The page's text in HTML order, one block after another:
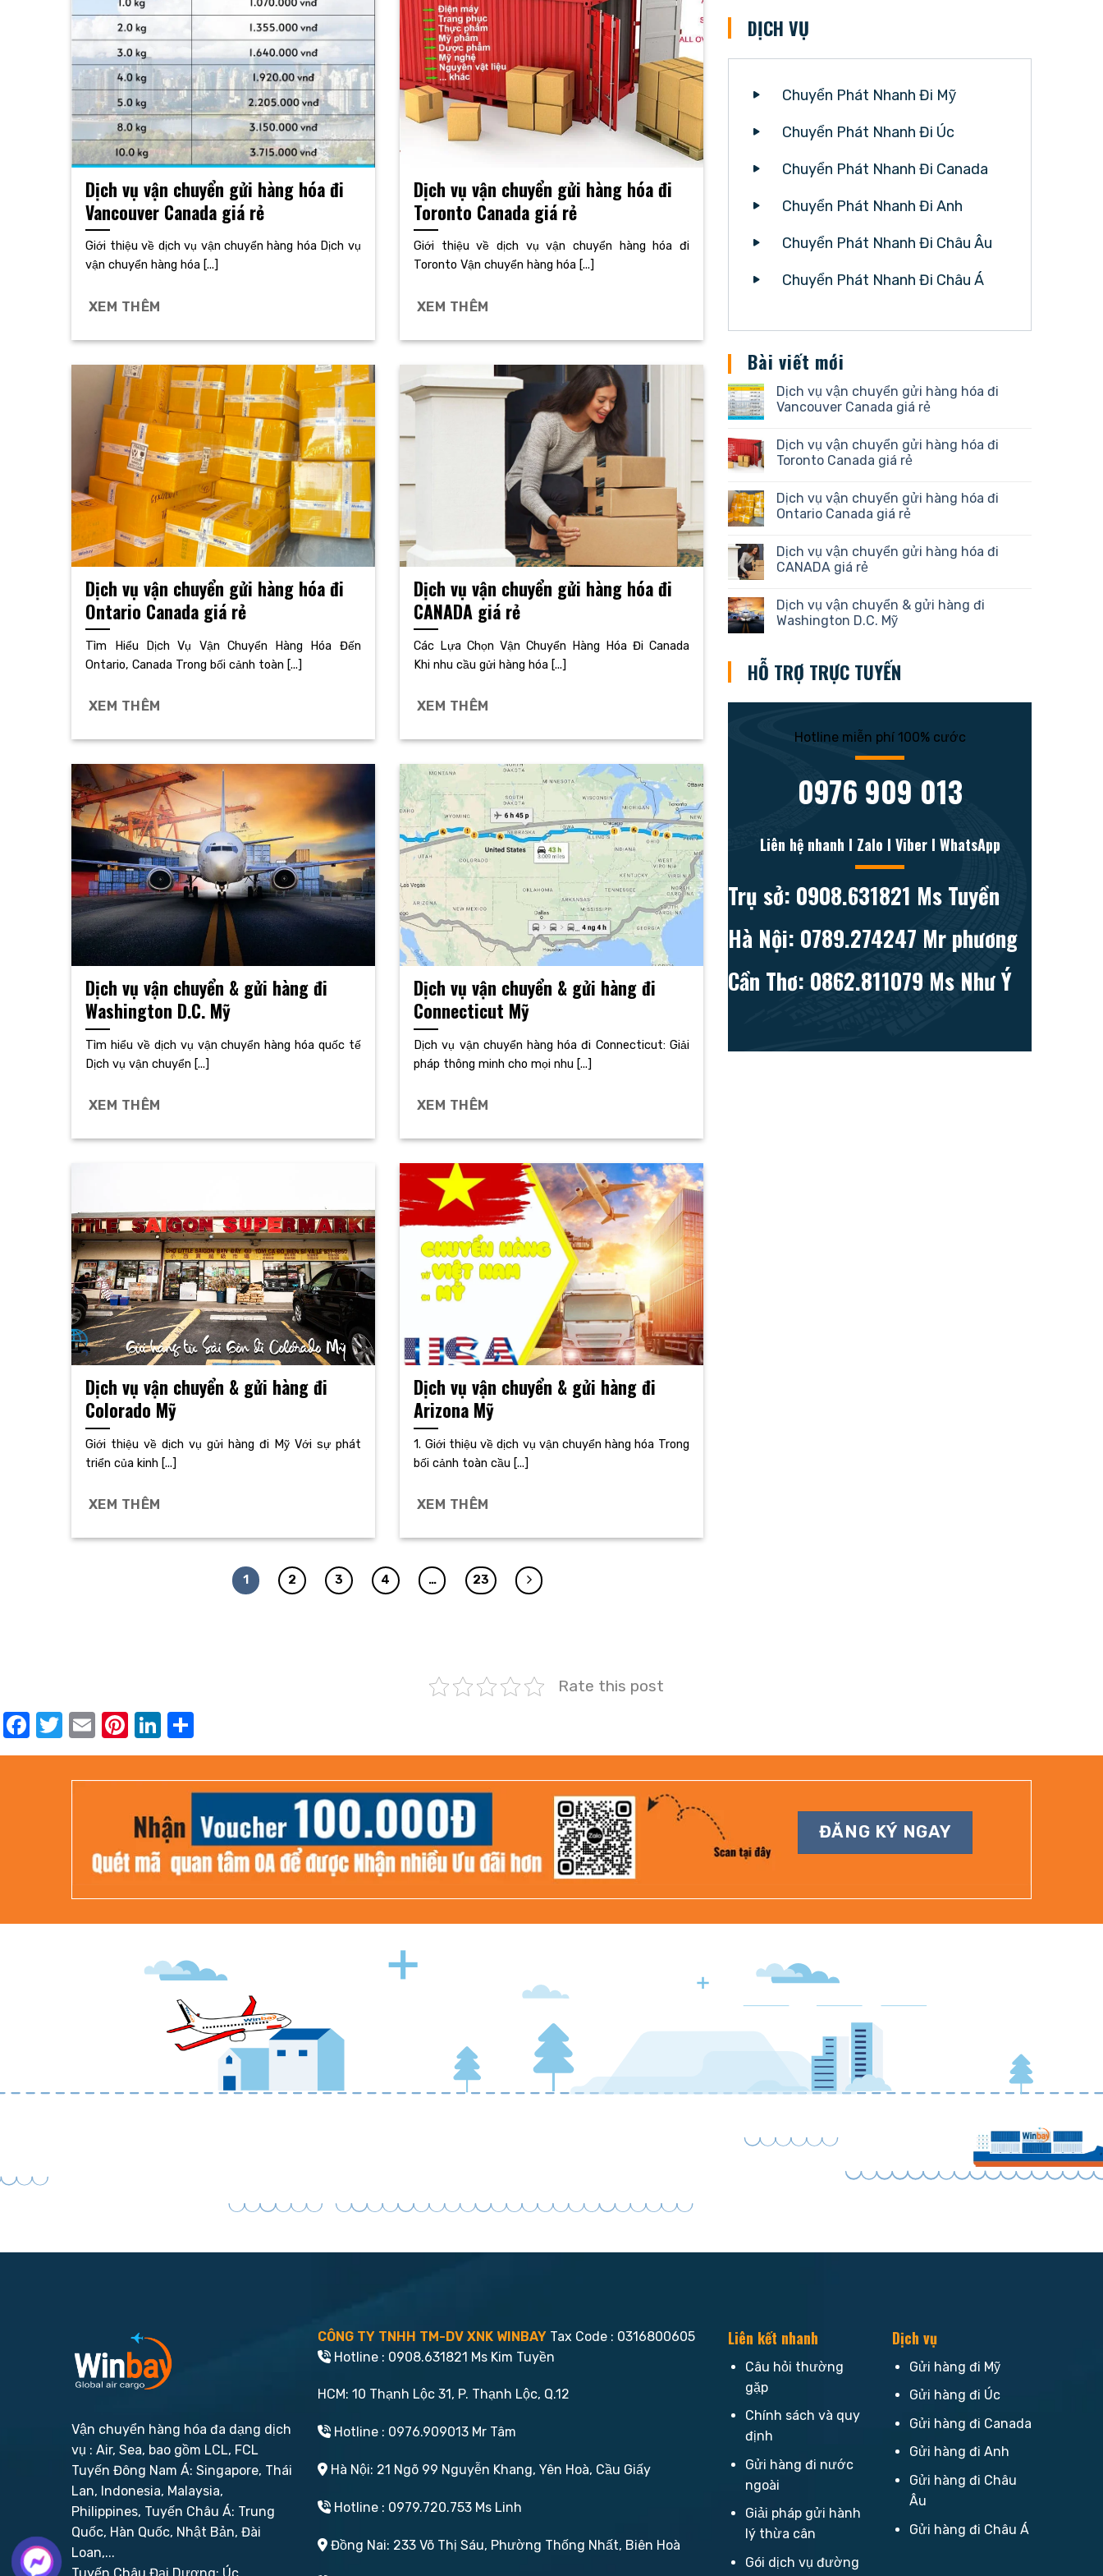
Dịch vụ vận chuyển gửi hàng hóa đi
Vancouver Canada giá rẻ
Giới thiệu về dịch vụ vận chuyển hàng hóa Dịch vụ
vận chuyển hàng hóa [...]
XEM THÊM
Dịch vụ vận chuyển gửi hàng hóa đi
Toronto Canada giá rẻ
Giới thiệu về dịch vụ vận chuyển hàng hóa đi
Toronto Vận chuyển hàng hóa [...]
XEM THÊM
Dịch vụ vận chuyển gửi hàng hóa đi
Ontario Canada giá rẻ
Tìm Hiểu Dịch Vụ Vận Chuyển Hàng Hóa Đến
Ontario, Canada Trong bối cảnh toàn [...]
XEM THÊM
Dịch vụ vận chuyển gửi hàng hóa đi
CANADA giá rẻ
Các Lựa Chọn Vận Chuyển Hàng Hóa Đi Canada
Khi nhu cầu gửi hàng hóa [...]
XEM THÊM
Dịch vụ vận chuyển & gửi hàng đi
Washington D.C. Mỹ
Tìm hiểu về dịch vụ vận chuyển hàng hóa quốc tế
Dịch vụ vận chuyển [...]
XEM THÊM
Dịch vụ vận chuyển & gửi hàng đi
Connecticut Mỹ
Dịch vụ vận chuyển hàng hóa đi Connecticut: Giải
pháp thông minh cho mọi nhu [...]
XEM THÊM
Dịch vụ vận chuyển & gửi hàng đi
Colorado Mỹ
Giới thiệu về dịch vụ gửi hàng đi Mỹ Với sự phát
triển của kinh [...]
XEM THÊM
Dịch vụ vận chuyển & gửi hàng đi
Arizona Mỹ
1. Giới thiệu về dịch vụ vận chuyển hàng hóa Trong
bối cảnh toàn cầu [...]
XEM THÊM
1 2 3 4 … 23
DỊCH VỤ
Chuyển Phát Nhanh Đi Mỹ
Chuyển Phát Nhanh Đi Úc
Chuyển Phát Nhanh Đi Canada
Chuyển Phát Nhanh Đi Anh
Chuyển Phát Nhanh Đi Châu Âu
Chuyển Phát Nhanh Đi Châu Á
Bài viết mới
Dịch vụ vận chuyển gửi hàng hóa đi
Vancouver Canada giá rẻ
Dịch vụ vận chuyển gửi hàng hóa đi
Toronto Canada giá rẻ
Dịch vụ vận chuyển gửi hàng hóa đi
Ontario Canada giá rẻ
Dịch vụ vận chuyển gửi hàng hóa đi
CANADA giá rẻ
Dịch vụ vận chuyển & gửi hàng đi
Washington D.C. Mỹ
HỖ TRỢ TRỰC TUYẾN
Hotline miễn phí 100% cước
0976 909 013
Liên hệ nhanh l Zalo l Viber l WhatsApp
Trụ sở: 0908.631821 Ms Tuyền
Hà Nội: 0789.274247 Mr phương
Cần Thơ: 0862.811079 Ms Như Ý
Rate this post
Facebook
Twitter
EmailPinterest
LinkedIn
ĐĂNG KÝ NGAY
Vận chuyển hàng hóa đa dạng dịch
vụ : Air, Sea, bao gồm LCL, FCL
Tuyến Đông Nam Á: Singapore, Thái
Lan, Indonesia, Malaysia,
Philippines, Tuyến Châu Á: Trung
Quốc, Hàn Quốc, Nhật Bản, Đài
Loan,...
CÔNG TY TNHH TM-DV XNK WINBAY Tax Code : 0316800605
Hotline : 0908.631821 Ms Kim Tuyền
HCM: 10 Thạnh Lộc 31, P. Thạnh Lộc, Q.12
Hotline : 0976.909013 Mr Tâm
Hà Nội: 21 Ngõ 99 Nguyễn Khang, Yên Hoà, Cầu Giấy
Hotline : 0979.720.753 Ms Linh
Đồng Nai: 233 Võ Thị Sáu, Phường Thống Nhất, Biên Hoà
Liên kết nhanh
Câu hỏi thường
gặp
Chính sách và quy
định
Gửi hàng đi nước
ngoài
Giải pháp gửi hành
lý thừa cân
Gói dịch vụ đường
Dịch vụ
Gửi hàng đi Mỹ
Gửi hàng đi Úc
Gửi hàng đi Canada
Gửi hàng đi Anh
Gửi hàng đi Châu
Âu
Gửi hàng đi Châu Á